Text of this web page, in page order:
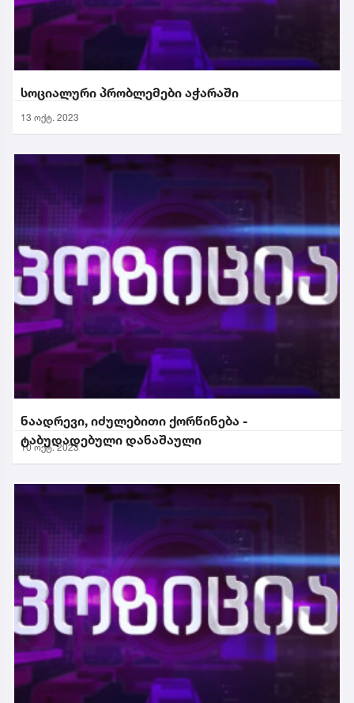
სოციალური პრობლემები აჭარაში
13 ოქტ. 2023
ნაადრევი, იძულებითი ქორწინება -
ტაბუდადებული დანაშაული
10 ოქტ. 2023